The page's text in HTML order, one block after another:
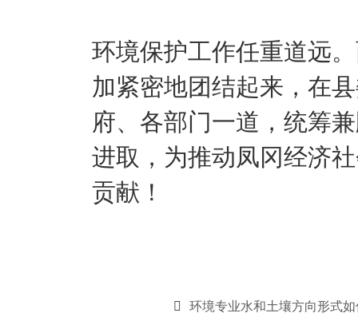
环境保护工作任重道远
加紧密地团结起来，在
府、各部门一道，统筹
进取，为推动凤冈经济
贡献！
环境专业水和土壤方向形式如